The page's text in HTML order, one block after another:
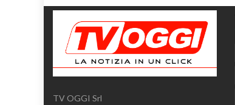
TV OGGI Srl